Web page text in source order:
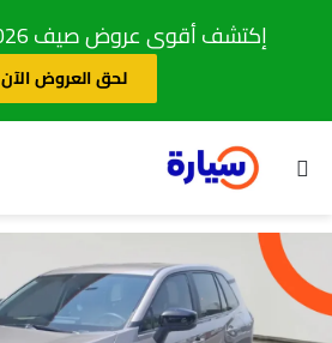
إكتشف أقوى عروض صيف 2026 كاش وتمويل
لحق العروض الآن
بحث عن